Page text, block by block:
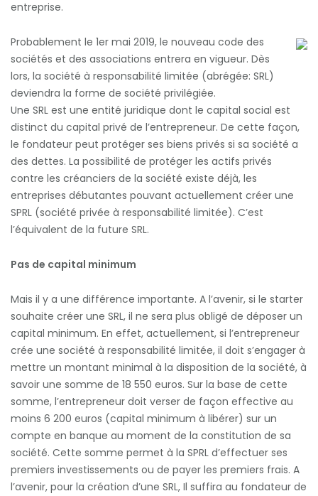
entreprise.
Probablement le 1er mai 2019, le nouveau code des
sociétés et des associations entrera en vigueur. Dès
lors, la société à responsabilité limitée (abrégée: SRL)
deviendra la forme de société privilégiée.
Une SRL est une entité juridique dont le capital social est
distinct du capital privé de l’entrepreneur. De cette façon,
le fondateur peut protéger ses biens privés si sa société a
des dettes. La possibilité de protéger les actifs privés
contre les créanciers de la société existe déjà, les
entreprises débutantes pouvant actuellement créer une
SPRL (société privée à responsabilité limitée). C’est
l’équivalent de la future SRL.
Pas de capital minimum
Mais il y a une différence importante. A l’avenir, si le starter
souhaite créer une SRL, il ne sera plus obligé de déposer un
capital minimum. En effet, actuellement, si l’entrepreneur
crée une société à responsabilité limitée, il doit s’engager à
mettre un montant minimal à la disposition de la société, à
savoir une somme de 18 550 euros. Sur la base de cette
somme, l’entrepreneur doit verser de façon effective au
moins 6 200 euros (capital minimum à libérer) sur un
compte en banque au moment de la constitution de sa
société. Cette somme permet à la SPRL d’effectuer ses
premiers investissements ou de payer les premiers frais. A
l’avenir, pour la création d’une SRL, Il suffira au fondateur de